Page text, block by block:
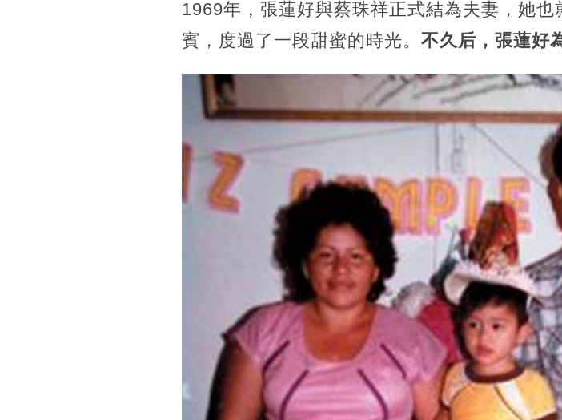
1969年，張蓮好與蔡珠祥正式結為夫妻，她
賓，度過了一段甜蜜的時光。 不久后，張蓮好